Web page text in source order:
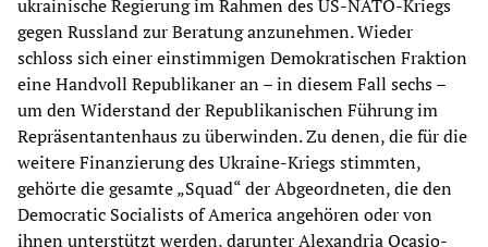
ukrainische Regierung im Rahmen des US-NATO-Kriegs
gegen Russland zur Beratung anzunehmen. Wieder
schloss sich einer einstimmigen Demokratischen Fraktion
eine Handvoll Republikaner an – in diesem Fall sechs –
um den Widerstand der Republikanischen Führung im
Repräsentantenhaus zu überwinden. Zu denen, die für die
weitere Finanzierung des Ukraine-Kriegs stimmten,
gehörte die gesamte „Squad“ der Abgeordneten, die den
Democratic Socialists of America angehören oder von
ihnen unterstützt werden, darunter Alexandria Ocasio-